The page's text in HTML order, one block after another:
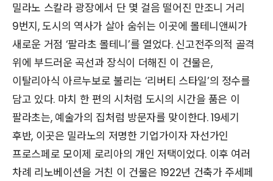
밀라노 스칼라 광장에서 단 몇 걸음 떨어진 만조니 거리
9번지, 도시의 역사가 살아 숨쉬는 이곳에 몰테니앤씨가
새로운 거점 ‘팔라초 몰테니’를 열었다. 신고전주의적 골격
위에 부드러운 곡선과 장식이 더해진 이 건물은,
이탈리아식 아르누보로 불리는 ‘리버티 스타일’의 정수를
담고 있다. 마치 한 편의 시처럼 도시의 시간을 품은 이
팔라초는, 예술가의 집처럼 방문자를 맞이한다. 19세기
후반, 이곳은 밀라노의 저명한 기업가이자 자선가인
프로스페로 모이제 로리아의 개인 저택이었다. 이후 여러
차례 리노베이션을 거친 이 건물은 1922년 건축가 주세페